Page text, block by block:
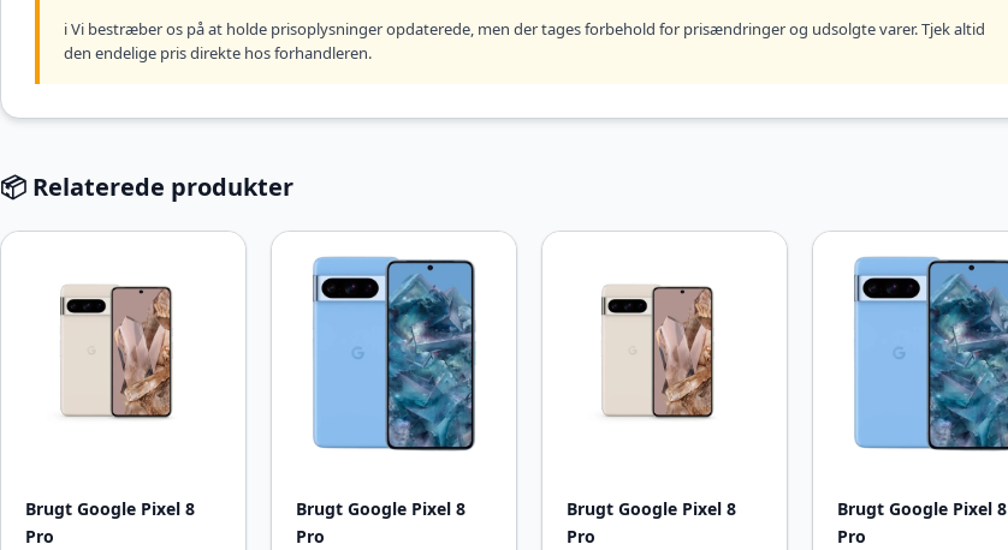
ℹ️ Vi bestræber os på at holde prisoplysninger opdaterede, men der tages forbehold for prisændringer og udsolgte varer. Tjek altid
den endelige pris direkte hos forhandleren.
📦 Relaterede produkter
Brugt Google Pixel 8
Pro
Brugt Google Pixel 8
Pro
Brugt Google Pixel 8
Pro
Brugt Google Pixel 8
Pro